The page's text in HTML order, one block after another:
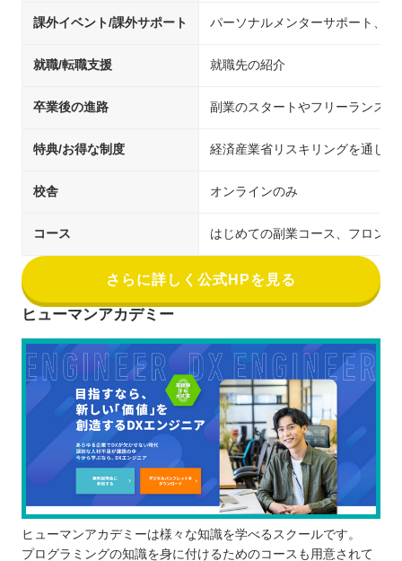
課外イベント/課外サポート パーソナルメンターサポート、
就職/転職支援 就職先の紹介
卒業後の進路 副業のスタートやフリーランスへ
特典/お得な制度 経済産業省リスキリングを通じ
校舎 オンラインのみ
コース はじめての副業コース、フロン
さらに詳しく公式HPを見る
ヒューマンアカデミー
ヒューマンアカデミーは様々な知識を学べるスクールです。
プログラミングの知識を身に付けるためのコースも用意されて